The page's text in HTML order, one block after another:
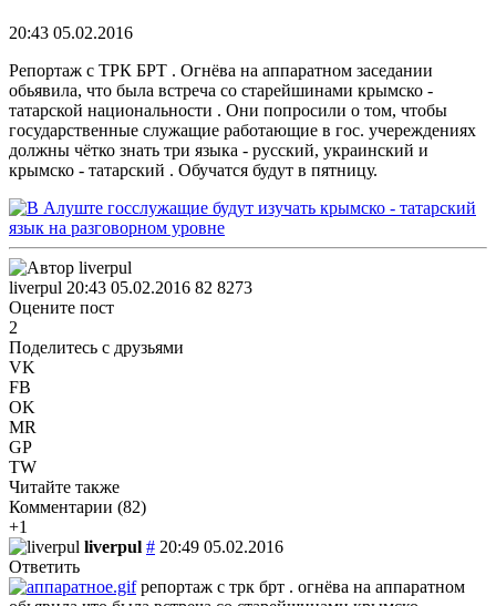
20:43 05.02.2016
Репортаж с ТРК БРТ . Огнёва на аппаратном заседании
обьявила, что была встреча со старейшинами крымско -
татарской национальности . Они попросили о том, чтобы
государственные служащие работающие в гос. учереждениях
должны чётко знать три языка - русский, украинский и
крымско - татарский . Обучатся будут в пятницу.
liverpul 20:43 05.02.2016 82 8273
Оцените пост
2
Поделитесь с друзьями
VK
FB
OK
MR
GP
TW
Читайте также
Комментарии (82)
+1
liverpul # 20:49 05.02.2016
Ответить
репортаж с трк брт . огнёва на аппаратном